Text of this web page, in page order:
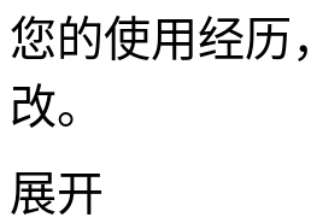
您的使用经历
改。
展开